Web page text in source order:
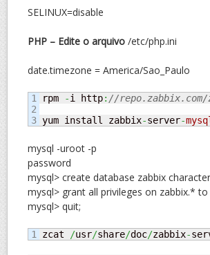
SELINUX=disable
PHP – Edite o arquivo /etc/php.ini
date.timezone = America/Sao_Paulo
1
2
rpm -i http: //
yum install zabbix-server-
mysql -uroot -p
password
mysql> create database zabbix
mysql> grant all privileges on zabbix.* to
mysql> quit;
zcat /usr/share/doc/zabbix-